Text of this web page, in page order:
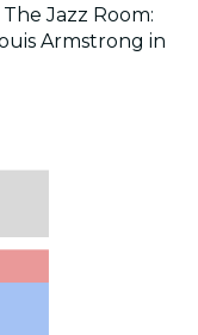
Jazz Room:
Armstrong in